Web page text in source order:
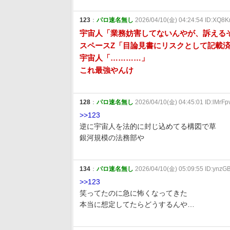
123 ： パロ速名無し 2026/04/10(金) 04:24:54
宇宙人「業務妨害してないんやが、訴える
スペースZ「目論見書にリスクとして記載済
宇宙人「…………」
これ最強やんけ
128 ： パロ速名無し 2026/04/10(金) 04:45:01
>>123
逆に宇宙人を法的に封じ込めてる構図で草
銀河規模の法務部や
134 ： パロ速名無し 2026/04/10(金) 05:09:55
>>123
笑ってたのに急に怖くなってきた
本当に想定してたらどうするんや…